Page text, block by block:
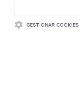
CONECTA CON
GESTIONAR COOKIES